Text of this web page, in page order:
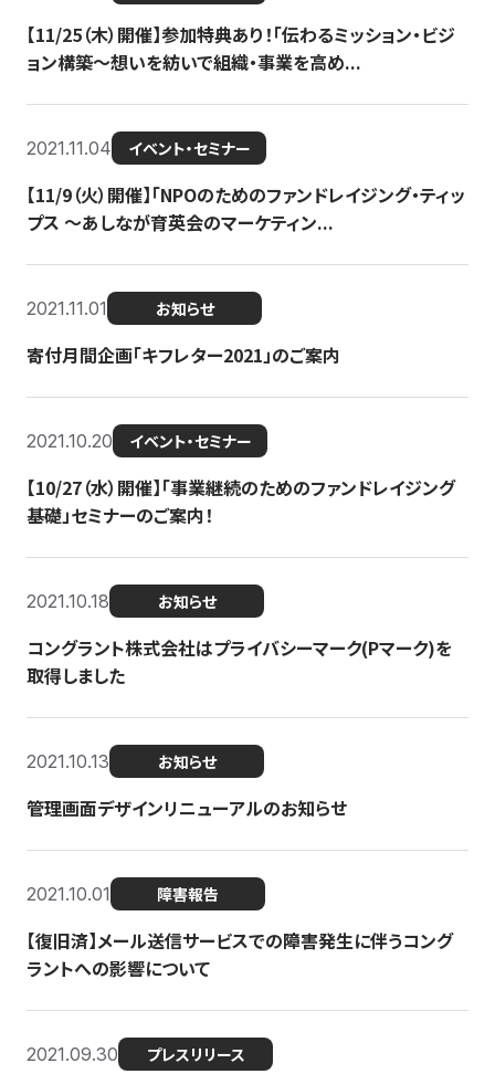
【11/25（木）開催】参加特典あり！「伝わるミッション・ビジ
ョン構築〜想いを紡いで組織・事業を高め...
2021.11.04 イベント・セミナー
【11/9（火）開催】「NPOのためのファンドレイジング・ティッ
プス 〜あしなが育英会のマーケティン...
2021.11.01 お知らせ
寄付月間企画「キフレター2021」のご案内
2021.10.20 イベント・セミナー
【10/27（水）開催】「事業継続のためのファンドレイジング
基礎」セミナーのご案内！
2021.10.18 お知らせ
コングラント株式会社はプライバシーマーク(Pマーク)を
取得しました
2021.10.13 お知らせ
管理画面デザインリニューアルのお知らせ
2021.10.01 障害報告
【復旧済】メール送信サービスでの障害発生に伴うコング
ラントへの影響について
2021.09.30 プレスリリース